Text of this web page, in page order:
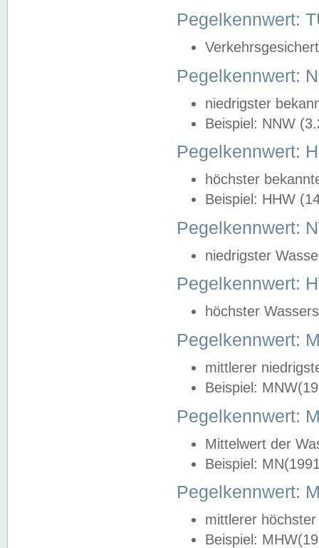
Pegelkennwert:
Pegelkennwert:
niedrigster
Beispiel: NNW
Pegelkennwert:
höchster
Beispiel: HHW
Pegelkennwert:
niedrigster
Pegelkennwert:
höchster
Pegelkennwert:
mittlerer
Beispiel:
Pegelkennwert:
Mittelwert der
Beispiel:
Pegelkennwert:
mittlerer
Beispiel: